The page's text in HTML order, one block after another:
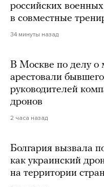
российских
в совместные
34 минуты назад
В Москве по делу о
арестовали
руководителей
дронов
2 часа назад
Болгария вызвала
как украинский
на территории